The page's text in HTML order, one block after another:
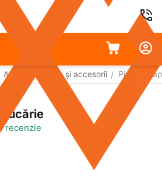
Arme de jucărie și accesorii / Pistol cu
jucărie
recenzie